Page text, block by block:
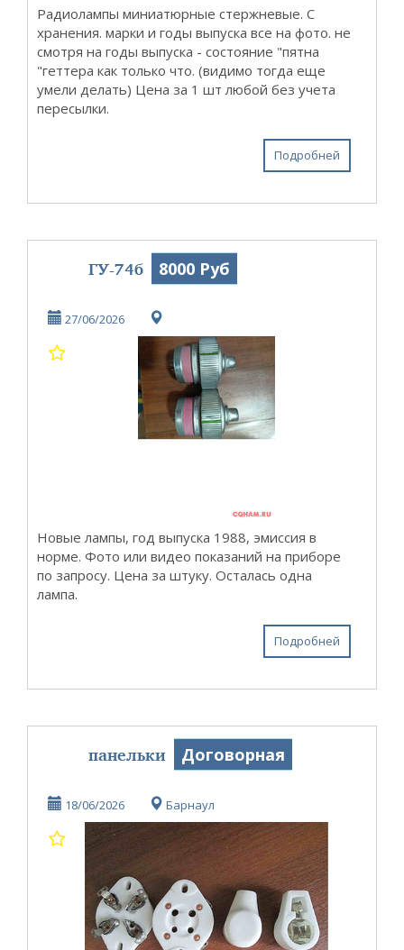
Радиолампы миниатюрные стержневые. С
хранения. марки и годы выпуска все на фото. не
смотря на годы выпуска - состояние "пятна
"геттера как только что. (видимо тогда еще
умели делать) Цена за 1 шт любой без учета
пересылки.
Подробней
ГУ-74б 8000 Руб
27/06/2026
Новые лампы, год выпуска 1988, эмиссия в
норме. Фото или видео показаний на приборе
по запросу. Цена за штуку. Осталась одна
лампа.
Подробней
панельки Договорная
18/06/2026 Барнаул